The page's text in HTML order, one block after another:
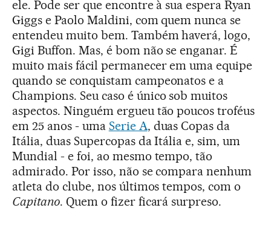
ele. Pode ser que encontre à sua espera Ryan
Giggs e Paolo Maldini, com quem nunca se
entendeu muito bem. Também haverá, logo,
Gigi Buffon. Mas, é bom não se enganar. É
muito mais fácil permanecer em uma equipe
quando se conquistam campeonatos e a
Champions. Seu caso é único sob muitos
aspectos. Ninguém ergueu tão poucos troféus
em 25 anos - uma Serie A, duas Copas da
Itália, duas Supercopas da Itália e, sim, um
Mundial - e foi, ao mesmo tempo, tão
admirado. Por isso, não se compara nenhum
atleta do clube, nos últimos tempos, com o
Capitano. Quem o fizer ficará surpreso.